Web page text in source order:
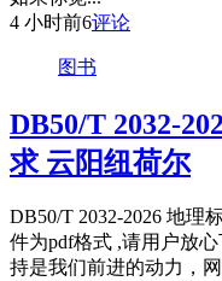
4 小时前6评论
图书
DB50/T 2032-
求 云阳纽荷尔
DB50/T 2032-2026 地理
件为pdf格式 ,请用户放
持是我们前进的动力，